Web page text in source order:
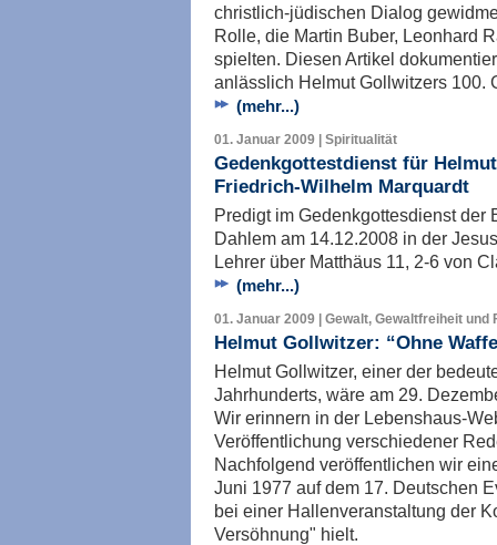
christlich-jüdischen Dialog
Rolle, die Martin Buber, Leonhard
spielten. Diesen Artikel
anlässlich Helmut Gollwitzers 100.
(mehr...)
01. Januar 2009 | Spiritualität
Gedenkgottestdienst für
Friedrich-Wilhelm Marquardt
Predigt im Gedenkgottesdienst
Dahlem am 14.12.2008 in der
Lehrer über Matthäus 11, 2-6 von
(mehr...)
01. Januar 2009 | Gewalt, Gewaltfreiheit und
Helmut Gollwitzer: “Ohne
Helmut Gollwitzer, einer der
Jahrhunderts, wäre am 29.
Wir erinnern in der Lebenshaus-
Veröffentlichung verschiedener
Nachfolgend veröffentlichen wir
Juni 1977 auf dem 17. Deutschen
bei einer Hallenveranstaltung der
Versöhnung" hielt.